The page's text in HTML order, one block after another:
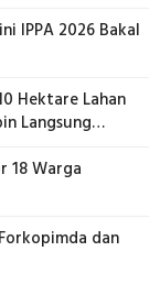
IPPA 2026 Bakal
Hektare Lahan
Langsung
18 Warga
dan